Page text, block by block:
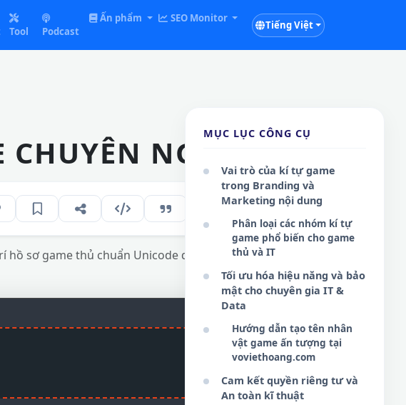
Tool Podcast
Ấn phẩm SEO Monitor
Tiếng Việt
NGHIỆP
272
sơ game thủ chuẩn Unicode quốc tế.
MỤC LỤC CÔNG CỤ
Vai trò của kí tự game
trong Branding và
Marketing nội dung
Phân loại các nhóm kí tự
game phổ biến cho game
thủ và IT
Tối ưu hóa hiệu năng và bảo
mật cho chuyên gia IT &
Data
Hướng dẫn tạo tên nhân
vật game ấn tượng tại
voviethoang.com
Cam kết quyền riêng tư và
An toàn kĩ thuật